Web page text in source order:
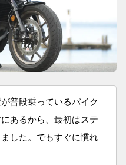
普段乗っているバイク
あるから、最初はステ
した。でもすぐに慣れ